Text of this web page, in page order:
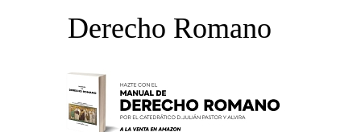
Derecho Romano